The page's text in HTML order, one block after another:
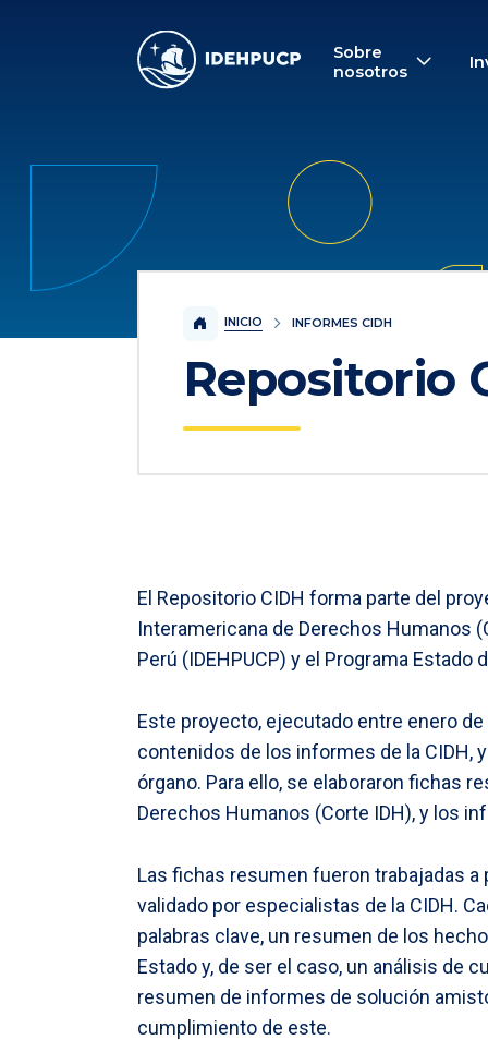
IDEHPUCP
Sobre
nosotros
INICIO INFORMES CIDH
Repositorio
El Repositorio CIDH forma parte del
Interamericana de Derechos Humanos
Perú (IDEHPUCP) y el Programa Estado
Este proyecto, ejecutado entre enero
contenidos de los informes de la CIDH,
órgano. Para ello, se elaboraron fichas
Derechos Humanos (Corte IDH), y los
Las fichas resumen fueron trabajadas a
validado por especialistas de la CIDH.
palabras clave, un resumen de los
Estado y, de ser el caso, un análisis de
resumen de informes de solución
cumplimiento de este.